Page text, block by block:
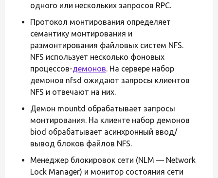
одного или нескольких запросов RPC.
Протокол монтирования определяет
семантику монтирования и
размонтирования файловых систем NFS.
NFS использует несколько фоновых
процессов-демонов. На сервере набор
демонов nfsd ожидают запросы клиентов
NFS и отвечают на них.
Демон mountd обрабатывает запросы
монтирования. На клиенте набор демонов
biod обрабатывает асинхронный ввод/
вывод блоков файлов NFS.
Менеджер блокировок сети (NLM — Network
Lock Manager) и монитор состояния сети